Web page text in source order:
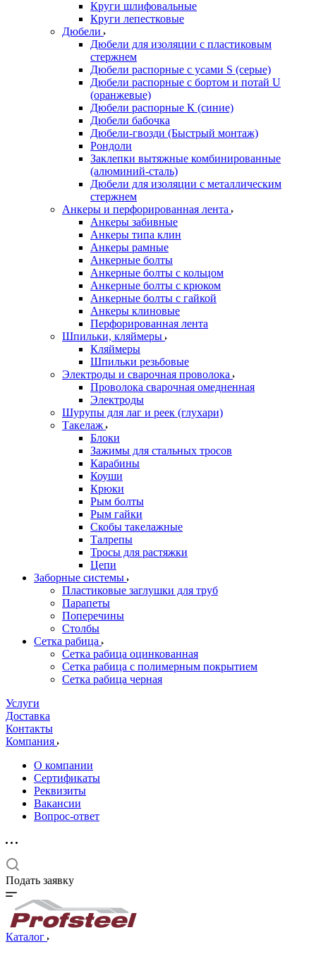
Круги шлифовальные
Круги лепестковые
Дюбели
Дюбели для изоляции с пластиковым
стержнем
Дюбели распорные с усами S (серые)
Дюбели распорные c бортом и потай U
(оранжевые)
Дюбели распорные К (синие)
Дюбели бабочка
Дюбели-гвозди (Быстрый монтаж)
Рондоли
Заклепки вытяжные комбинированные
(алюминий-сталь)
Дюбели для изоляции с металлическим
стержнем
Анкеры и перфорированная лента
Анкеры забивные
Анкеры типа клин
Анкеры рамные
Анкерные болты
Анкерные болты с кольцом
Анкерные болты с крюком
Анкерные болты с гайкой
Анкеры клиновые
Перфорированная лента
Шпильки, кляймеры
Кляймеры
Шпильки резьбовые
Электроды и сварочная проволока
Проволока сварочная омедненная
Электроды
Шурупы для лаг и реек (глухари)
Такелаж
Блоки
Зажимы для стальных тросов
Карабины
Коуши
Крюки
Рым болты
Рым гайки
Скобы такелажные
Талрепы
Тросы для растяжки
Цепи
Заборные системы
Пластиковые заглушки для труб
Парапеты
Поперечины
Столбы
Сетка рабица
Сетка рабица оцинкованная
Сетка рабица с полимерным покрытием
Сетка рабица черная
Услуги
Доставка
Контакты
Компания
О компании
Сертификаты
Реквизиты
Вакансии
Вопрос-ответ
Подать заявку
Каталог